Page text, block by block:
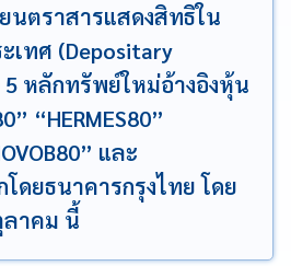
นตราสารแสดงสิทธิใน
เทศ (Depositary
5 หลักทรัพย์ใหม่อ้างอิงหุ้น
“HERMES80”
และ
โดยธนาคารกรุงไทย โดย
ลาคม นี้